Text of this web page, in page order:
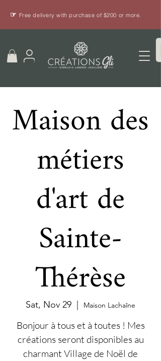
☞ Free delivery with purchase of $200 or more.
Maison des
métiers
d'art de
Sainte-
Thérèse
Sat, Nov 29 Maison Lachaîne
Bonjour à tous et à toutes ! Mes
créations seront disponibles au
charmant Village de Noël de